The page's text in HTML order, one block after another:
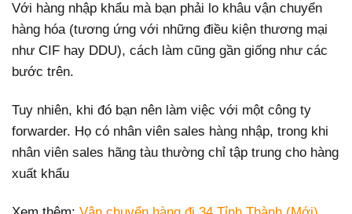
Với hàng nhập khẩu mà bạn phải lo khâu vận chuyển
hàng hóa (tương ứng với những điều kiện thương mại
như CIF hay DDU), cách làm cũng gần giống như các
bước trên.
Tuy nhiên, khi đó bạn nên làm việc với một công ty
forwarder. Họ có nhân viên sales hàng nhập, trong khi
nhân viên sales hãng tàu thường chỉ tập trung cho hàng
xuất khẩu